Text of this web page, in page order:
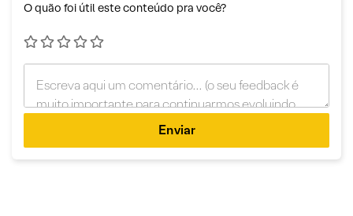
O quão foi útil este conteúdo pra você?
Enviar